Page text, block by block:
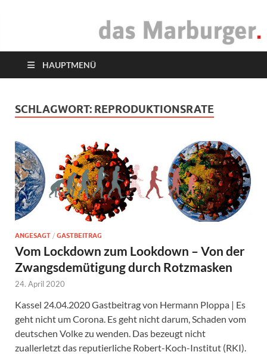
das Marburger.
HAUPTMENÜ
SCHLAGWORT: REPRODUKTIONSRATE
ANGESAGT / GASTBEITRAG
Vom Lockdown zum Lookdown – Von der
Zwangsdemütigung durch Rotzmasken
24. April 2020
Kassel 24.04.2020 Gastbeitrag von Hermann Ploppa | Es
geht nicht um Corona. Es geht nicht darum, Schaden vom
deutschen Volke zu wenden. Das bezeugt nicht
zuallerletzt das reputierliche Robert-Koch-Institut (RKI).